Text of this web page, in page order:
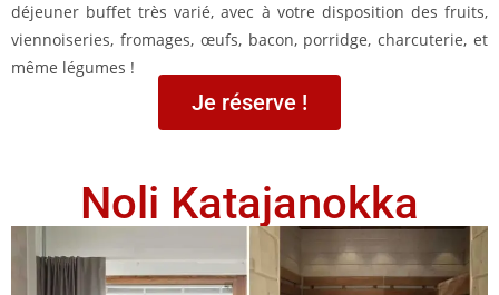
déjeuner buffet très varié, avec à votre disposition des fruits,
viennoiseries, fromages, œufs, bacon, porridge, charcuterie, et
même légumes !
Je réserve !
Noli Katajanokka